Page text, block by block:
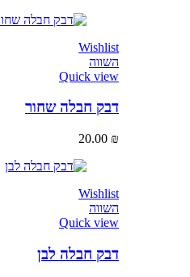
Wishlist
השווה
Quick view
דבק חבלה שחור
20.00 ₪
Wishlist
השווה
Quick view
דבק חבלה לבן